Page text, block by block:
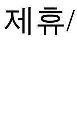
제휴